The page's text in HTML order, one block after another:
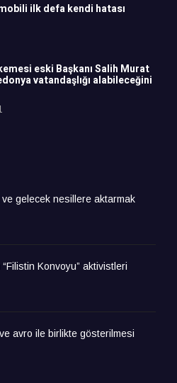
ilk defa kendi hatası
eski Başkanı Salih Murat
vatandaşlığı alabileceğini
gelecek nesillere aktarmak
Konvoyu” aktivistleri
avro ile birlikte gösterilmesi